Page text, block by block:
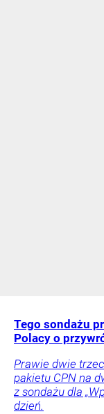
Tego sondażu
Polacy o
Prawie dwie
pakietu CPN na
z sondażu dla
dzień.